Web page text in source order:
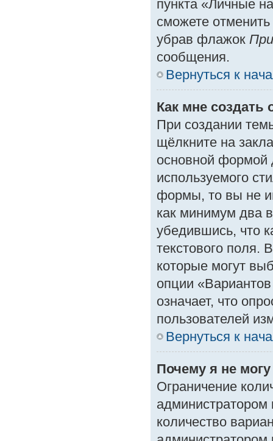
пункта «Личные
сможете
убрав флажок
сообщения.
Вернуться к
Как мне создать
При создании
щёлкните на
основной формой
используемого
формы, то вы не
как минимум два
убедившись, что
текстового поля.
которые могут
опции
означает, что
пользователей
Вернуться к
Почему я не
Ограничение
количество